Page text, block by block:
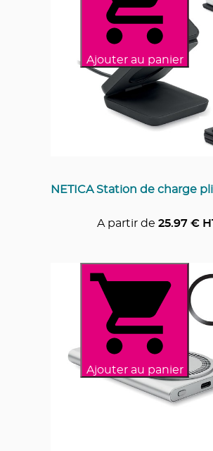
Ajouter au panier
NETICA Station de charge
A partir de 25.97€
Ajouter au panier